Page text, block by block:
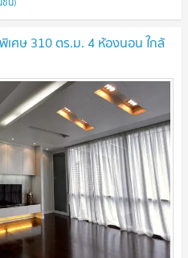
ศษ 310 ตร.ม. 4 ห้องนอน ใกล้